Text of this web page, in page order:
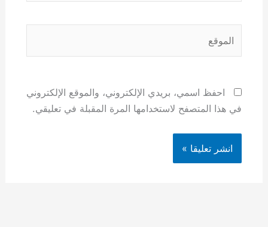
احفظ اسمي، بريدي الإلكتروني، والموقع الإلكتروني
في هذا المتصفح لاستخدامها المرة المقبلة في تعليقي.